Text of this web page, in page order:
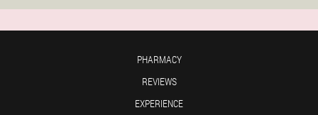
PHARMACY
REVIEWS
EXPERIENCE